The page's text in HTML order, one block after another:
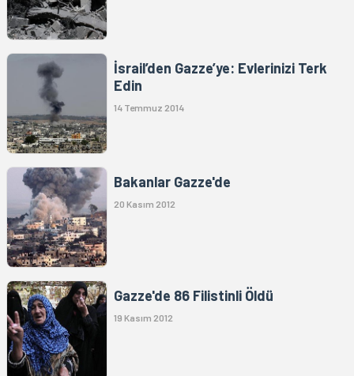
İsrail’den Gazze’ye: Evlerinizi Terk
Edin
14 Temmuz 2014
Bakanlar Gazze'de
20 Kasım 2012
Gazze'de 86 Filistinli Öldü
19 Kasım 2012